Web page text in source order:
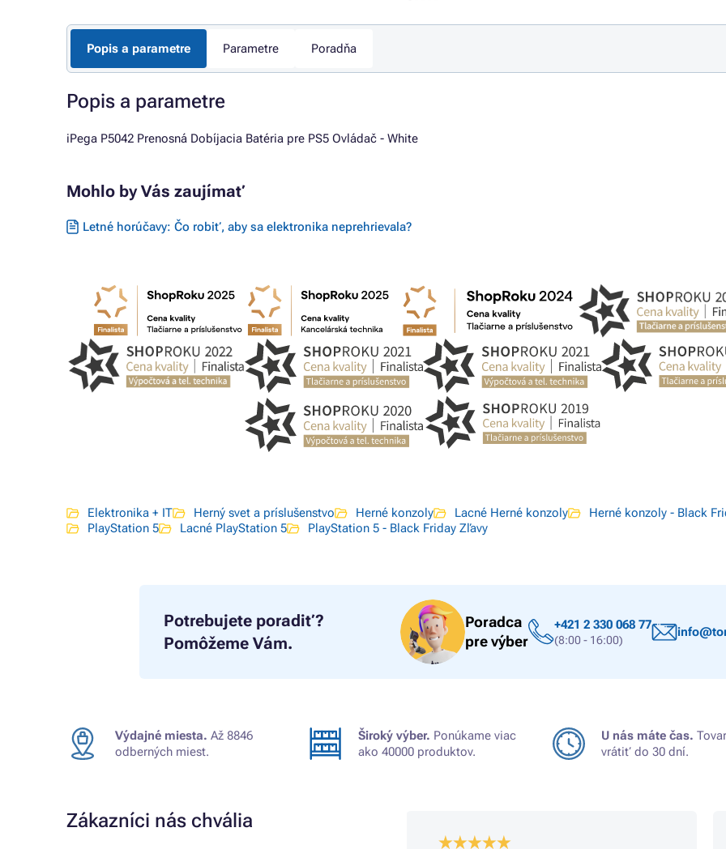
Popis a parametre Parametre Poradňa
Popis a parametre
iPega P5042 Prenosná Dobíjacia Batéria pre PS5 Ovládač - White
Mohlo by Vás zaujímať
Letné horúčavy: Čo robiť, aby sa elektronika neprehrievala?
Elektronika + IT Herný svet a príslušenstvo Herné konzoly Lacné Herné konzoly
Herné konzoly - Black
PlayStation 5
Lacné PlayStation 5 PlayStation 5 - Black Friday Zľavy
Potrebujete poradiť?
Pomôžeme Vám.
Poradca
pre výber
+421 2 330 068 77
(8:00 - 16:00)
Výdajné miesta. Až 8846
odberných miest.
Široký výber. Ponúkame viac
ako 40000 produktov.
U nás máte čas.
vrátiť do 30 dní.
Zákazníci nás chvália